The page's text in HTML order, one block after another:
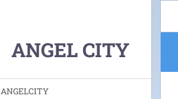
ANGEL CITY
ANGELCITY